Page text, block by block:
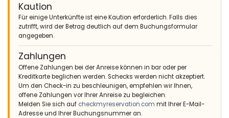
Kaution
Für einige Unterkünfte ist eine Kaution erforderlich. Falls dies
zutrifft, wird der Betrag deutlich auf dem Buchungsformular
angegeben.
Zahlungen
Offene Zahlungen bei der Anreise können in bar oder per
Kreditkarte beglichen werden. Schecks werden nicht akzeptiert.
Um den Check-in zu beschleunigen, empfehlen wir Ihnen,
offene Zahlungen vor Ihrer Anreise zu begleichen.
Melden Sie sich auf checkmyreservation.com mit Ihrer E-Mail-
Adresse und Ihrer Buchungsnummer an.